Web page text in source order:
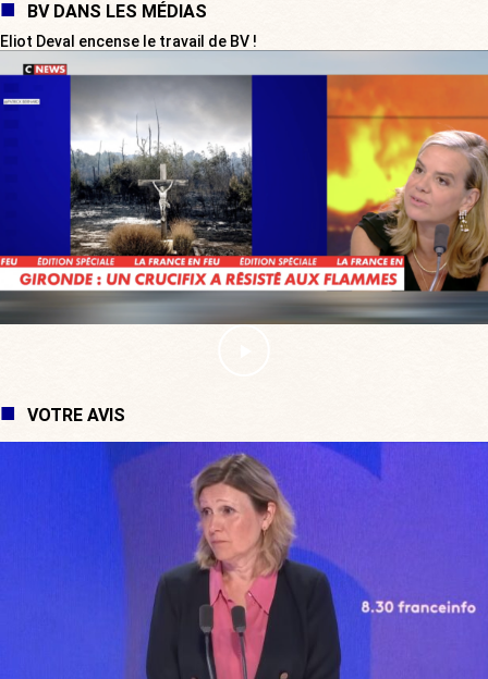
BV DANS LES MÉDIAS
Eliot Deval encense le travail de BV !
VOTRE AVIS